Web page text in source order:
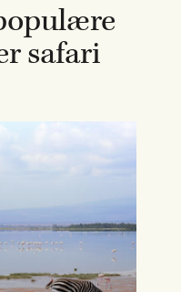
safari